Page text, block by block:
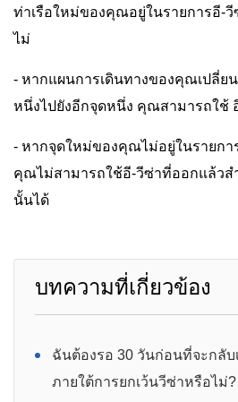
ท่าเรือใหม่ของคุณอยู่ในรายการอี-วี
ไม่
- หากแผนการเดินทางของคุณเปลี่ย
หนึ่งไปยังอีกจุดหนึ่ง คุณสามารถใช้
- หากจุดใหม่ของคุณไม่อยู่ในรายก
คุณไม่สามารถใช้อี-วีซ่าที่ออกแล้วส
นั้นได้
บทความที่เกี่ยวข้อง
ฉันต้องรอ 30 วันก่อนที่จะกลับ
ภายใต้การยกเว้นวีซ่าหรือไม่?